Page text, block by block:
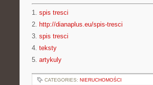
1. spis tresci
2. http://dianaplus.eu/spis-tresci
3. spis tresci
4. teksty
5. artykuly
CATEGORIES: NIERUCHOMOŚCI